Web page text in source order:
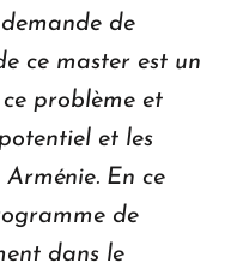
de
ce master est un
problème et
et les
En ce
de
dans le